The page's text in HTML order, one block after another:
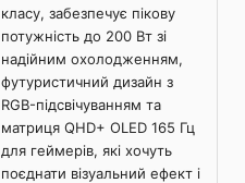
класу, забезпечує пікову
потужність до 200 Вт зі
надійним охолодженням,
футуристичний дизайн з
RGB-підсвічуванням та
матриця QHD+ OLED 165 Гц
для геймерів, які хочуть
поєднати візуальний ефект і